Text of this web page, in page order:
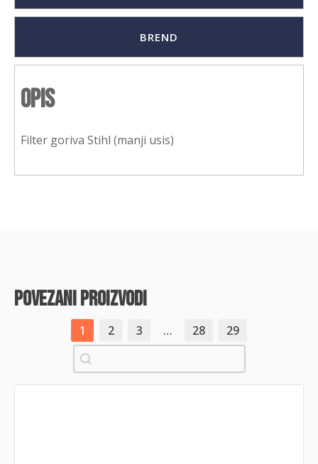
BREND
Opis
Filter goriva Stihl (manji usis)
povezani proizvodi
1 2 3 … 28
29
Pretraži